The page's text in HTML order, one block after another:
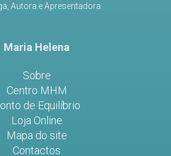
Autora e Apresentadora
Maria Helena
Sobre
Centro MHM
de Equilíbrio
Loja Online
Mapa do site
Contactos